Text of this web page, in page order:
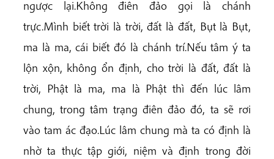
ngược lại.Không điên đảo gọi là chánh
trực.Mình biết trời là trời, đất là đất, Bụt là Bụt,
ma là ma, cái biết đó là chánh trí.Nếu tâm ý ta
lộn xộn, không ổn định, cho trời là đất, đất là
trời, Phật là ma, ma là Phật thì đến lúc lâm
chung, trong tâm trạng điên đảo đó, ta sẽ rơi
vào tam ác đạo.Lúc lâm chung mà ta có định là
nhờ ta thực tập giới, niệm và định trong đời